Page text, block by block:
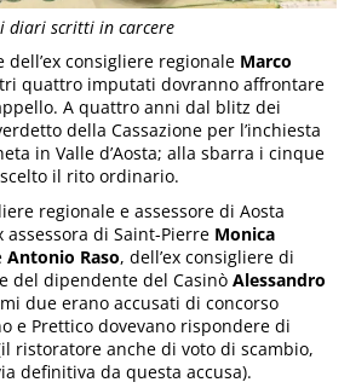
diari scritti in carcere
dell’ex consigliere regionale Marco
quattro imputati dovranno affrontare
A quattro anni dal blitz dei
della Cassazione per l’inchiesta
in Valle d’Aosta; alla sbarra i cinque
il rito ordinario.
regionale e assessore di Aosta
assessora di Saint-Pierre Monica
Antonio Raso, dell’ex consigliere di
e del dipendente del Casinò Alessandro
due erano accusati di concorso
e Prettico dovevano rispondere di
ristoratore anche di voto di scambio,
definitiva da questa accusa).